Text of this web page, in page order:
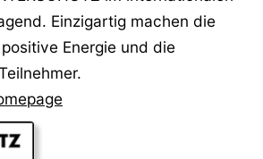
Einzigartig machen die
Energie und die